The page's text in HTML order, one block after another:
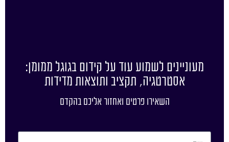
מעוניינים לשמוע עוד על קידום בגוגל ממומן:
אסטרטגיה, תקציב ותוצאות מדידות
השאירו פרטים ואחזור אליכם בהקדם